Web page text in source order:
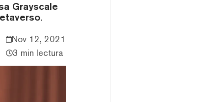
Grayscale
Nov 12, 2021
3 min lectura